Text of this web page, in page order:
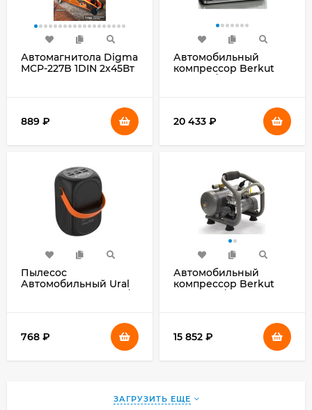
Автомагнитола Digma
MCP-227B 1DIN 2x45Вт
889 ₽
Автомобильный
компрессор Berkut
20 433 ₽
Пылесос
Автомобильный Ural
768 ₽
Автомобильный
компрессор Berkut
15 852 ₽
ЗАГРУЗИТЬ ЕЩЕ